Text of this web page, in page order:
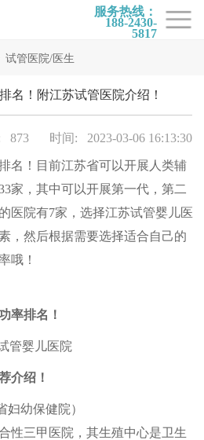
服务热线：
188-2430-
5817
试管医院/医生
名！附江苏试管医院介绍！
873 时间: 2023-03-06 16:13:30
名！目前江苏省可以开展人类辅
家，其中可以开展第一代，第二
医院有7家，选择江苏试管婴儿医
，然后根据需要选择适合自己的
哦！
率排名！
介绍！
妇幼保健院）
性三甲医院，其生殖中心是卫生